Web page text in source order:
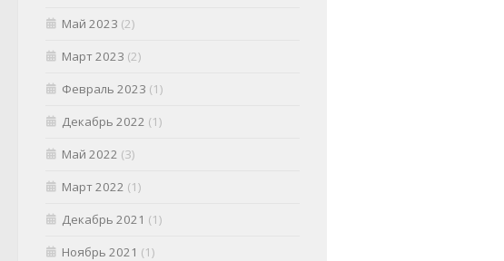
Май 2023 (2)
Март 2023 (2)
Февраль 2023 (1)
Декабрь 2022 (1)
Май 2022 (3)
Март 2022 (1)
Декабрь 2021 (1)
Ноябрь 2021 (1)